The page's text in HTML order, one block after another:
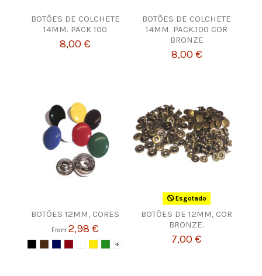
BOTÕES DE COLCHETE
14MM. PACK 100
8,00 €
BOTÕES DE COLCHETE
14MM. PACK.100 COR
BRONZE
8,00 €
BOTÕES 12MM, CORES
From2,98 €
Esgotado
BOTÕES DE 12MM, COR
BRONZE.
7,00 €